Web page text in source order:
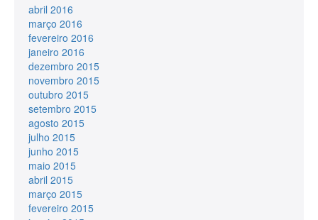
abril 2016
março 2016
fevereiro 2016
janeiro 2016
dezembro 2015
novembro 2015
outubro 2015
setembro 2015
agosto 2015
julho 2015
junho 2015
maio 2015
abril 2015
março 2015
fevereiro 2015